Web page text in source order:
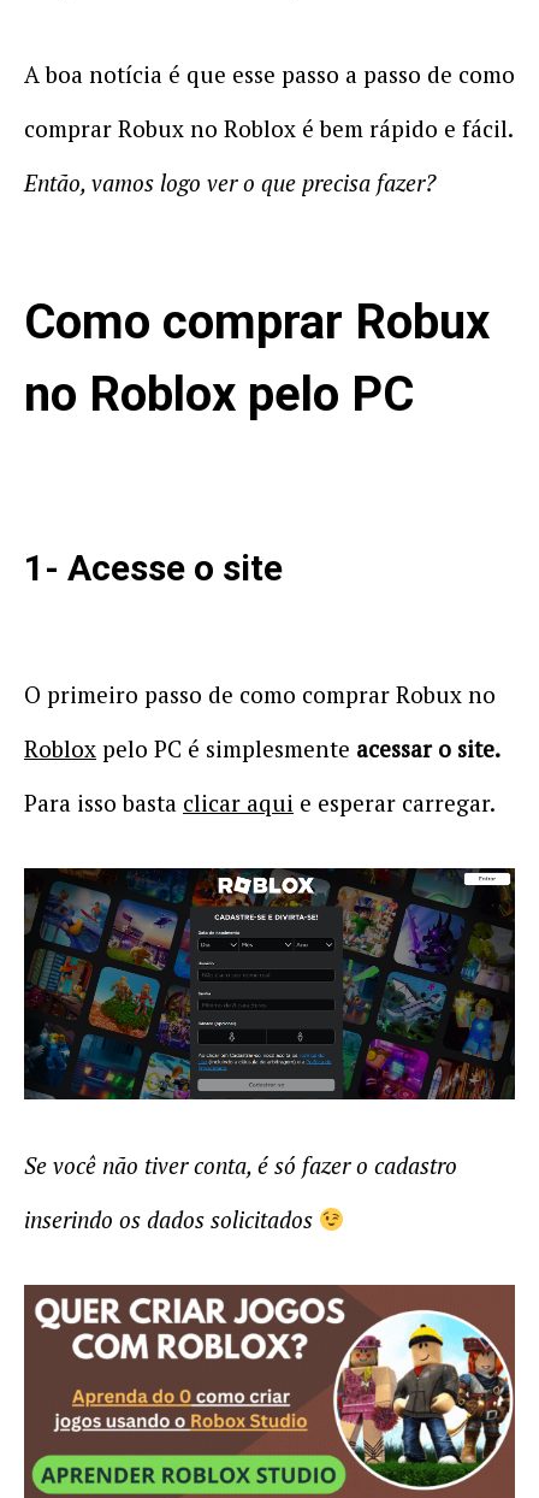
A boa notícia é que esse passo a passo de como
comprar Robux no Roblox é bem rápido e fácil.
Então, vamos logo ver o que precisa fazer?
Como comprar Robux
no Roblox pelo PC
1- Acesse o site
O primeiro passo de como comprar Robux no
Roblox pelo PC é simplesmente acessar o site.
Para isso basta clicar aqui e esperar carregar.
Se você não tiver conta, é só fazer o cadastro
inserindo os dados solicitados